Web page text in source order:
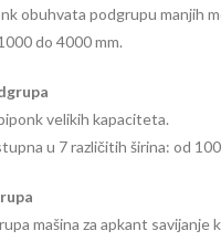
obuhvata podgrupu manjih
do 4000 mm.
velikih kapaciteta.
u 7 različitih širina: od
mašina za apkant